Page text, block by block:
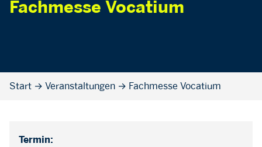
Fachmesse Vocatium
Start → Veranstaltungen → Fachmesse Vocatium
Termin: